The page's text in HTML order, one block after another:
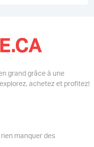
grand grâce à une
achetez et profitez!
manquer des